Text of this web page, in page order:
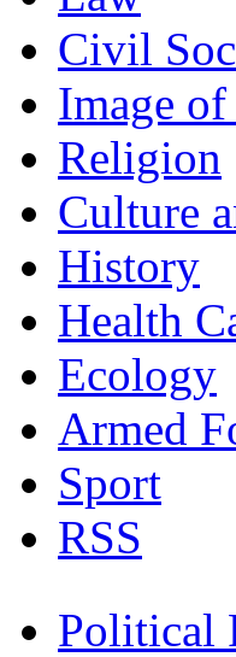
Civil
Image
Religion
Culture
History
Health
Ecology
Armed
Sport
RSS
Political